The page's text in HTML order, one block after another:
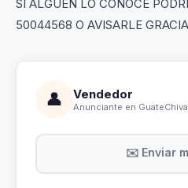
SI ALGUEN LO CONOCE
50044568 O AVISARLE
👤 Vendedor
Anunciante en
✉️ Enviar